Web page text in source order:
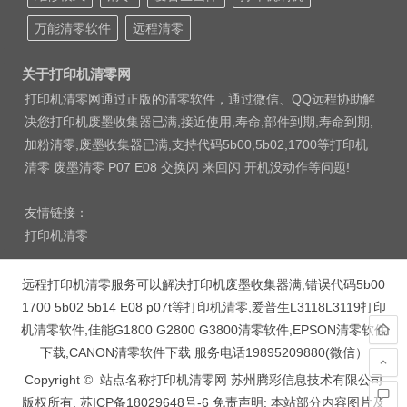
万能清零软件 远程清零
关于打印机清零网
打印机清零网通过正版的清零软件，通过微信、QQ远程协助解
决您打印机废墨收集器已满,接近使用,寿命,部件到期,寿命到期,
加粉清零,废墨收集器已满,支持代码5b00,5b02,1700等打印机
清零 废墨清零 P07 E08 交换闪 来回闪 开机没动作等问题!
友情链接：
打印机清零
远程打印机清零服务可以解决打印机废墨收集器满,错误代码5b00
1700 5b02 5b14 E08 p07t等打印机清零,爱普生L3118L3119打印
机清零软件,佳能G1800 G2800 G3800清零软件,EPSON清零软件
下载,CANON清零软件下载 服务电话19895209880(微信）
Copyright © 站点名称打印机清零网 苏州腾彩信息技术有限公司
版权所有. 苏ICP备18029648号-6 免责声明: 本站部分内容图片及